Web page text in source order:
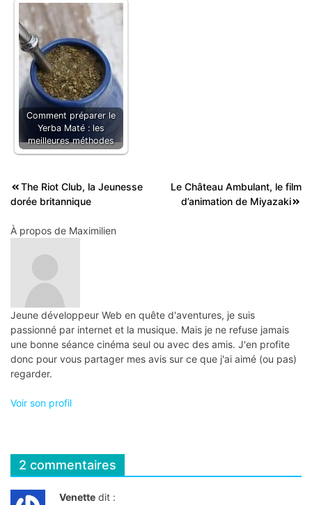
Comment préparer le
Yerba Maté : les
meilleures méthodes
Navigation
de
l’article
The Riot Club, la Jeunesse
dorée britannique
Le Château Ambulant, le film
d’animation de Miyazaki
À propos de Maximilien
Jeune développeur Web en quête d'aventures, je suis
passionné par internet et la musique. Mais je ne refuse jamais
une bonne séance cinéma seul ou avec des amis. J'en profite
donc pour vous partager mes avis sur ce que j'ai aimé (ou pas)
regarder.
Voir son profil
2 commentaires
Venette dit :